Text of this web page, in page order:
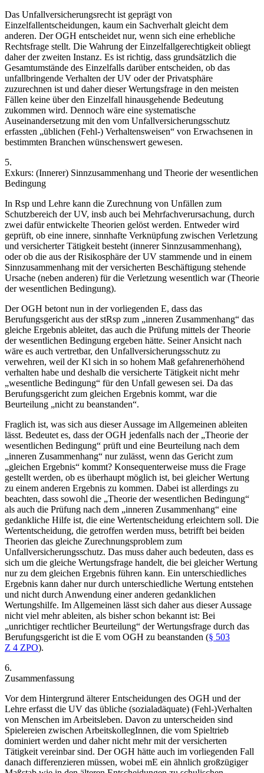
Das Unfallversicherungsrecht ist geprägt von
Einzelfallentscheidungen, kaum ein Sachverhalt gleicht dem
anderen. Der OGH entscheidet nur, wenn sich eine erhebliche
Rechtsfrage stellt. Die Wahrung der Einzelfallgerechtigkeit obliegt
daher der zweiten Instanz. Es ist richtig, dass grundsätzlich die
Gesamtumstände des Einzelfalls darüber entscheiden, ob das
unfallbringende Verhalten der UV oder der Privatsphäre
zuzurechnen ist und daher dieser Wertungsfrage in den meisten
Fällen keine über den Einzelfall hinausgehende Bedeutung
zukommen wird. Dennoch wäre eine systematische
Auseinandersetzung mit den vom Unfallversicherungsschutz
erfassten „üblichen (Fehl-) Verhaltensweisen“ von Erwachsenen in
bestimmten Branchen wünschenswert gewesen.
5.
Exkurs: (Innerer) Sinnzusammenhang und Theorie der wesentlichen
Bedingung
In Rsp und Lehre kann die Zurechnung von Unfällen zum
Schutzbereich der UV, insb auch bei Mehrfachverursachung, durch
zwei dafür entwickelte Theorien gelöst werden. Entweder wird
geprüft, ob eine innere, sinnhafte Verknüpfung zwischen Verletzung
und versicherter Tätigkeit besteht (innerer Sinnzusammenhang),
oder ob die aus der Risikosphäre der UV stammende und in einem
Sinnzusammenhang mit der versicherten Beschäftigung stehende
Ursache (neben anderen) für die Verletzung wesentlich war (Theorie
der wesentlichen Bedingung).
Der OGH betont nun in der vorliegenden E, dass das
Berufungsgericht aus der stRsp zum „inneren Zusammenhang“ das
gleiche Ergebnis ableitet, das auch die Prüfung mittels der Theorie
der wesentlichen Bedingung ergeben hätte. Seiner Ansicht nach
wäre es auch vertretbar, den Unfallversicherungsschutz zu
verwehren, weil der Kl sich in so hohem Maß gefahrenerhöhend
verhalten habe und deshalb die versicherte Tätigkeit nicht mehr
„wesentliche Bedingung“ für den Unfall gewesen sei. Da das
Berufungsgericht zum gleichen Ergebnis kommt, war die
Beurteilung „nicht zu beanstanden“.
Fraglich ist, was sich aus dieser Aussage im Allgemeinen ableiten
lässt. Bedeutet es, dass der OGH jedenfalls nach der „Theorie der
wesentlichen Bedingung“ prüft und eine Beurteilung nach dem
„inneren Zusammenhang“ nur zulässt, wenn das Gericht zum
„gleichen Ergebnis“ kommt? Konsequenterweise muss die Frage
gestellt werden, ob es überhaupt möglich ist, bei gleicher Wertung
zu einem anderen Ergebnis zu kommen. Dabei ist allerdings zu
beachten, dass sowohl die „Theorie der wesentlichen Bedingung“
als auch die Prüfung nach dem „inneren Zusammenhang“ eine
gedankliche Hilfe ist, die eine Wertentscheidung erleichtern soll. Die
Wertentscheidung, die getroffen werden muss, betrifft bei beiden
Theorien das gleiche Zurechnungsproblem zum
Unfallversicherungsschutz. Das muss daher auch bedeuten, dass es
sich um die gleiche Wertungsfrage handelt, die bei gleicher Wertung
nur zu dem gleichen Ergebnis führen kann. Ein unterschiedliches
Ergebnis kann daher nur durch unterschiedliche Wertung entstehen
und nicht durch Anwendung einer anderen gedanklichen
Wertungshilfe. Im Allgemeinen lässt sich daher aus dieser Aussage
nicht viel mehr ableiten, als bisher schon bekannt ist: Bei
„unrichtiger rechtlicher Beurteilung“ der Wertungsfrage durch das
Berufungsgericht ist die E vom OGH zu beanstanden (§ 503
Z 4 ZPO).
6.
Zusammenfassung
Vor dem Hintergrund älterer Entscheidungen des OGH und der
Lehre erfasst die UV das übliche (sozialadäquate) (Fehl-)Verhalten
von Menschen im Arbeitsleben. Davon zu unterscheiden sind
Spielereien zwischen ArbeitskollegInnen, die vom Spieltrieb
dominiert werden und daher nicht mehr mit der versicherten
Tätigkeit vereinbar sind. Der OGH hätte auch im vorliegenden Fall
danach differenzieren müssen, wobei mE ein ähnlich großzügiger